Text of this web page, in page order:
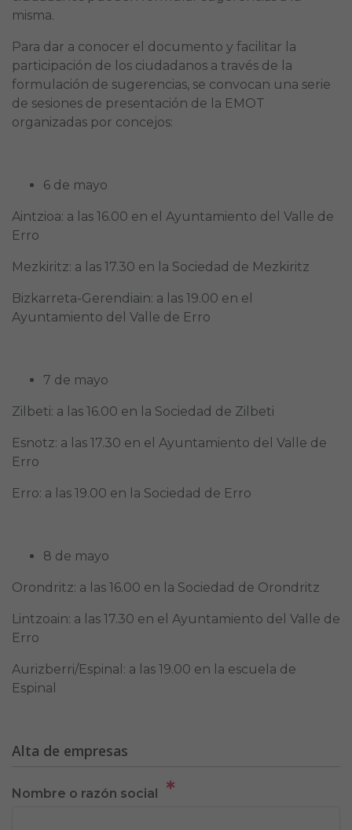
misma.
Para dar a conocer el documento y facilitar la
participación de los ciudadanos a través de la
formulación de sugerencias, se convocan una serie
de sesiones de presentación de la EMOT
organizadas por concejos:
6 de mayo
Aintzioa: a las 16.00 en el Ayuntamiento del Valle de
Erro
Mezkiritz: a las 17.30 en la Sociedad de Mezkiritz
Bizkarreta-Gerendiain: a las 19.00 en el
Ayuntamiento del Valle de Erro
7 de mayo
Zilbeti: a las 16.00 en la Sociedad de Zilbeti
Esnotz: a las 17.30 en el Ayuntamiento del Valle de
Erro
Erro: a las 19.00 en la Sociedad de Erro
8 de mayo
Orondritz: a las 16.00 en la Sociedad de Orondritz
Lintzoain: a las 17.30 en el Ayuntamiento del Valle de
Erro
Aurizberri/Espinal: a las 19.00 en la escuela de
Espinal
Alta de empresas
Nombre o razón social *